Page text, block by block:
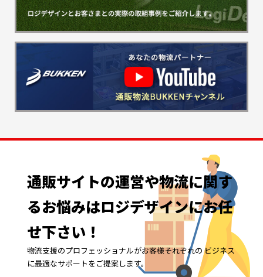
通販サイトの運営や物流に関す
るお悩みはロジデザインにお任
せ下さい！
物流支援のプロフェッショナルがお客様それぞれの ビジネス
に最適なサポートをご提案します。